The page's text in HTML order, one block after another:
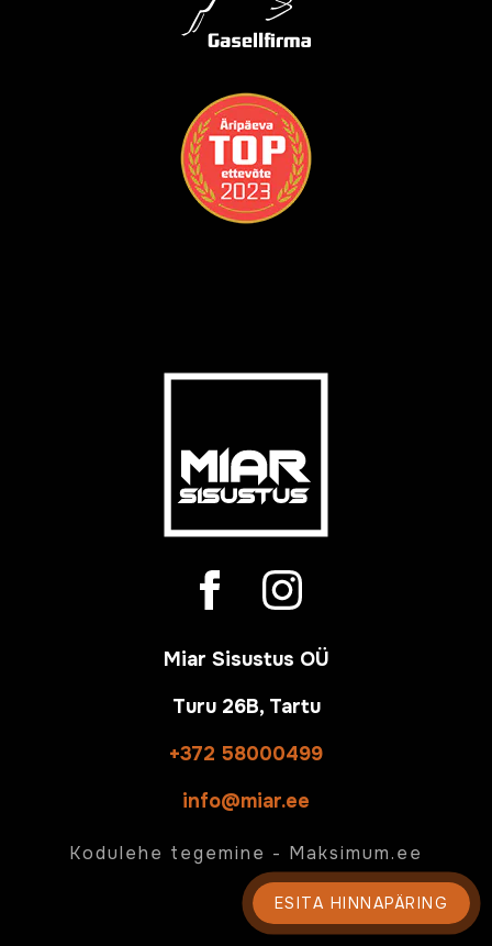
ESITA HINNAPÄRING
Miar Sisustus OÜ
Turu 26B, Tartu
+372 58000499
info@miar.ee
Kodulehe tegemine - Maksimum.ee